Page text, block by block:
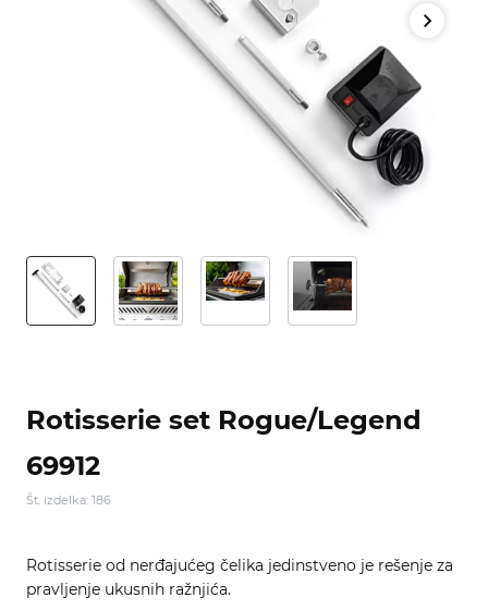
Rotisserie set Rogue/Legend
69912
Št. izdelka: 186
Rotisserie od nerđajućeg čelika jedinstveno je rešenje za
pravljenje ukusnih ražnjića.